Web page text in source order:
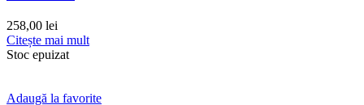
258,00 lei
Citește mai mult
Stoc epuizat
Adaugă la favorite